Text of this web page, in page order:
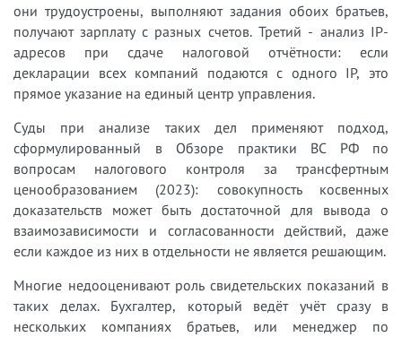
они трудоустроены, выполняют задания обоих братьев,
получают зарплату с разных счетов. Третий - анализ IP-
адресов при сдаче налоговой отчётности: если
декларации всех компаний подаются с одного IP, это
прямое указание на единый центр управления.
Суды при анализе таких дел применяют подход,
сформулированный в Обзоре практики ВС РФ по
вопросам налогового контроля за трансфертным
ценообразованием (2023): совокупность косвенных
доказательств может быть достаточной для вывода о
взаимозависимости и согласованности действий, даже
если каждое из них в отдельности не является решающим.
Многие недооценивают роль свидетельских показаний в
таких делах. Бухгалтер, который ведёт учёт сразу в
нескольких компаниях братьев, или менеджер по